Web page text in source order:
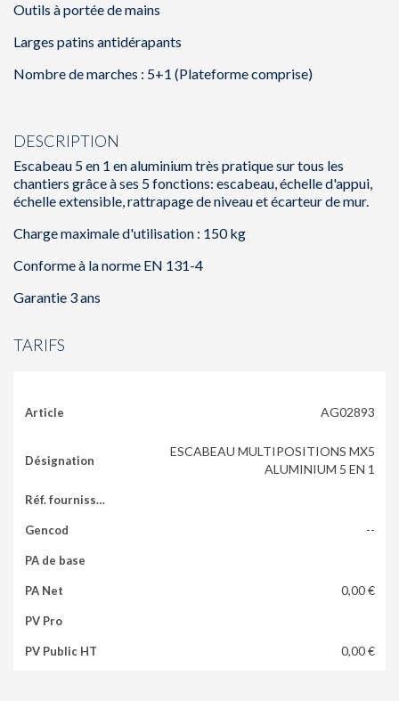
Outils à portée de mains
Larges patins antidérapants
Nombre de marches : 5+1 (Plateforme comprise)
DESCRIPTION
Escabeau 5 en 1 en aluminium très pratique sur tous les
chantiers grâce à ses 5 fonctions: escabeau, échelle d'appui,
échelle extensible, rattrapage de niveau et écarteur de mur.
Charge maximale d'utilisation : 150 kg
Conforme à la norme EN 131-4
Garantie 3 ans
TARIFS
AG02893
ESCABEAU MULTIPOSITIONS MX5
ALUMINIUM 5 EN 1
--
0,00 €
0,00 €